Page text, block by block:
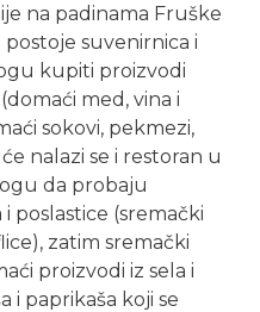
na padinama Fruške
suvenirnica i
kupiti proizvodi
med, vina i
sokovi, pekmezi,
nalazi se i restoran u
da probaju
poslastice (sremački
zatim sremački
proizvodi iz sela i
i paprikaša koji se